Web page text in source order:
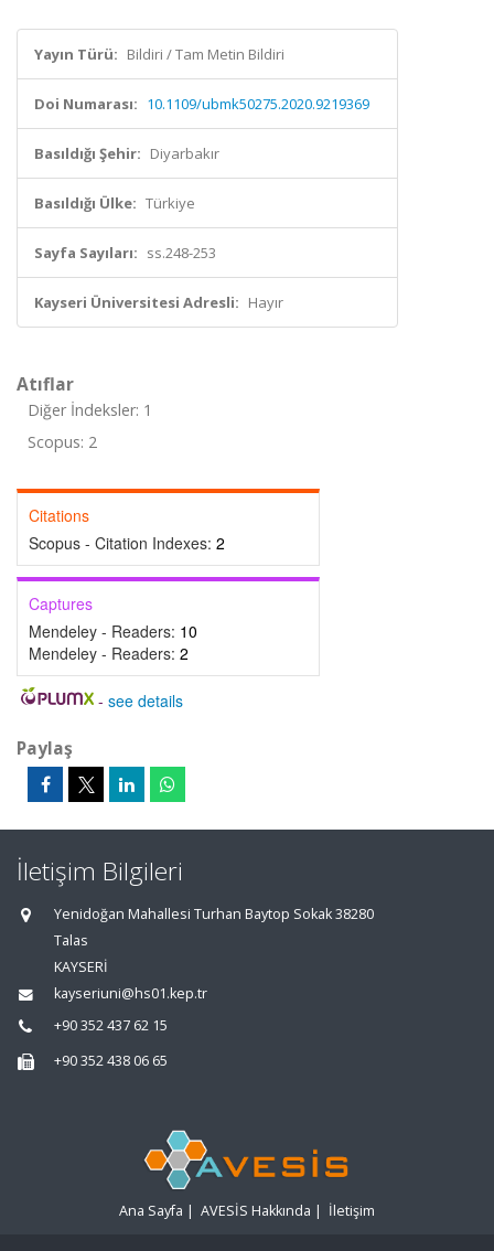
Yayın Türü: Bildiri / Tam Metin Bildiri
Doi Numarası: 10.1109/ubmk50275.2020.9219369
Basıldığı Şehir: Diyarbakır
Basıldığı Ülke: Türkiye
Sayfa Sayıları: ss.248-253
Kayseri Üniversitesi Adresli: Hayır
Atıflar
Diğer İndeksler: 1
Scopus: 2
Citations
Scopus - Citation Indexes: 2
Captures
Mendeley - Readers: 10
Mendeley - Readers: 2
- see details
Paylaş
İletişim Bilgileri
Yenidoğan Mahallesi Turhan Baytop Sokak 38280
Talas
KAYSERİ
kayseriuni@hs01.kep.tr
+90 352 437 62 15
+90 352 438 06 65
Ana Sayfa | AVESİS Hakkında | İletişim